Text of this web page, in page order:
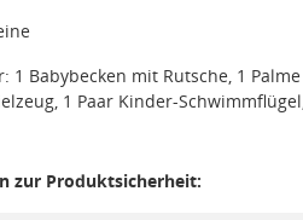
1 Babybecken mit Rutsche, 1
1 Paar Kinder-
zur Produktsicherheit: